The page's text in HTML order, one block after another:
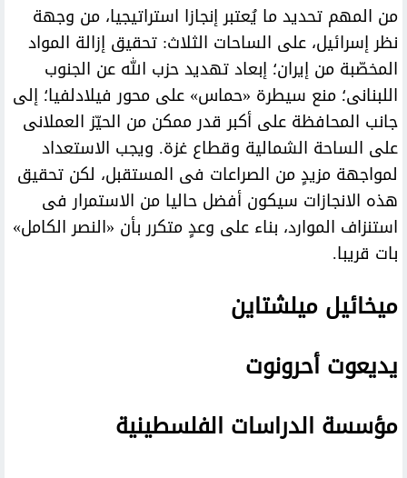
من المهم تحديد ما يُعتبر إنجازا استراتيجيا، من وجهة
نظر إسرائيل، على الساحات الثلاث: تحقيق إزالة المواد
المخصّبة من إيران؛ إبعاد تهديد حزب الله عن الجنوب
اللبنانى؛ منع سيطرة «حماس» على محور فيلادلفيا؛ إلى
جانب المحافظة على أكبر قدر ممكن من الحيّز العملانى
على الساحة الشمالية وقطاع غزة. ويجب الاستعداد
لمواجهة مزيدٍ من الصراعات فى المستقبل، لكن تحقيق
هذه الانجازات سيكون أفضل حاليا من الاستمرار فى
استنزاف الموارد، بناء على وعدٍ متكرر بأن «النصر الكامل»
بات قريبا.
ميخائيل ميلشتاين
يديعوت أحرونوت
مؤسسة الدراسات الفلسطينية